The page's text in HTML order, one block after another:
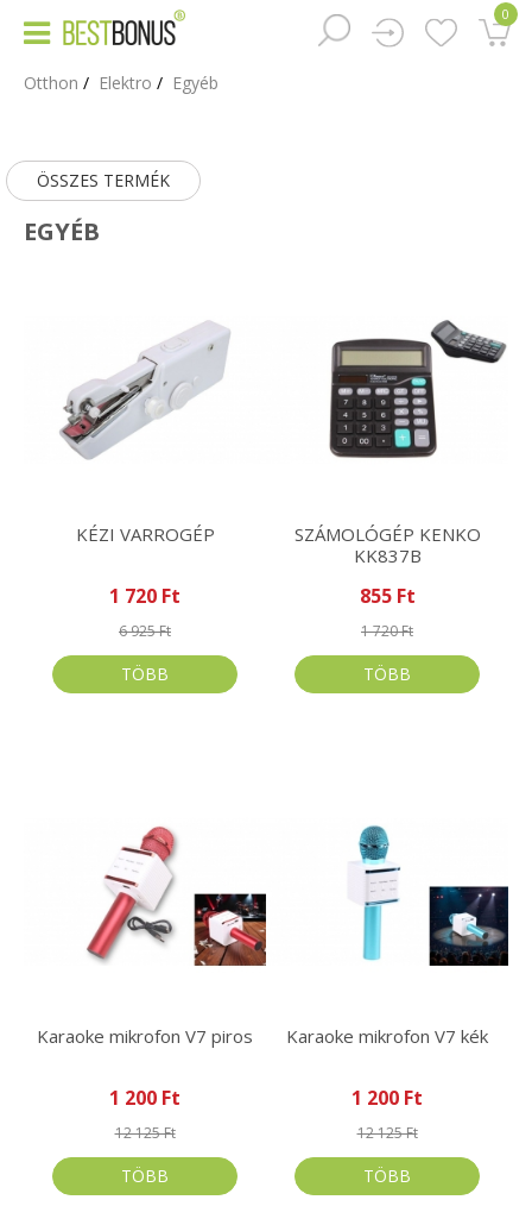
0
Otthon Elektro Egyéb
ÖSSZES TERMÉK
EGYÉB
KÉZI VARROGÉP
1 720 Ft
6 925 Ft
TÖBB
SZÁMOLÓGÉP KENKO
KK837B
855 Ft
1 720 Ft
TÖBB
Karaoke mikrofon V7 piros
1 200 Ft
12 125 Ft
TÖBB
Karaoke mikrofon V7 kék
1 200 Ft
12 125 Ft
TÖBB